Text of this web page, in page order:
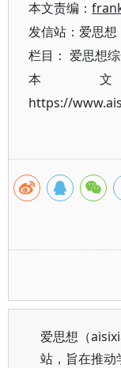
本文责编：
发信站：爱思
栏目： 爱思想
本
https://
爱思想（
站，旨在推动